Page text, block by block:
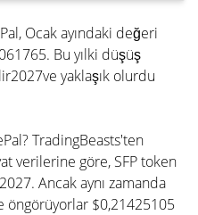
Ocak ayındaki değeri
Bu yılki düşüş
yaklaşık olurdu
TradingBeasts'ten
verilerine göre, SFP token
Ancak aynı zamanda
öngörüyorlar $0,21425105